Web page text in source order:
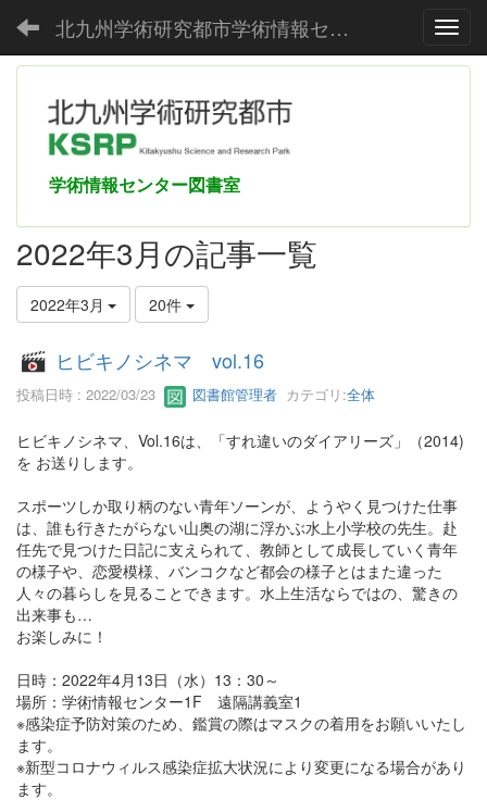
北九州学術研究都市学術情報センター
学術情報センター図書室
2022年3月の記事一覧
2022年3月 20件
ヒビキノシネマ vol.16
投稿日時 : 2022/03/23 図書館管理者 カテゴリ:全体
ヒビキノシネマ、Vol.16は、「すれ違いのダイアリーズ」（2014)
を お送りします。
スポーツしか取り柄のない青年ソーンが、ようやく見つけた仕事
は、誰も行きたがらない山奥の湖に浮かぶ水上小学校の先生。赴
任先で見つけた日記に支えられて、教師として成長していく青年
の様子や、恋愛模様、バンコクなど都会の様子とはまた違った
人々の暮らしを見ることできます。水上生活ならではの、驚きの
出来事も…
お楽しみに！
日時：2022年4月13日（水）13：30～
場所：学術情報センター1F 遠隔講義室1
※感染症予防対策のため、鑑賞の際はマスクの着用をお願いいたし
ます。
※新型コロナウィルス感染症拡大状況により変更になる場合があり
ます。